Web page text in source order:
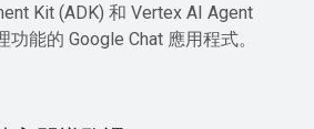
Kit (ADK) 和 Vertex AI Agent
能的 Google Chat 應用程式。